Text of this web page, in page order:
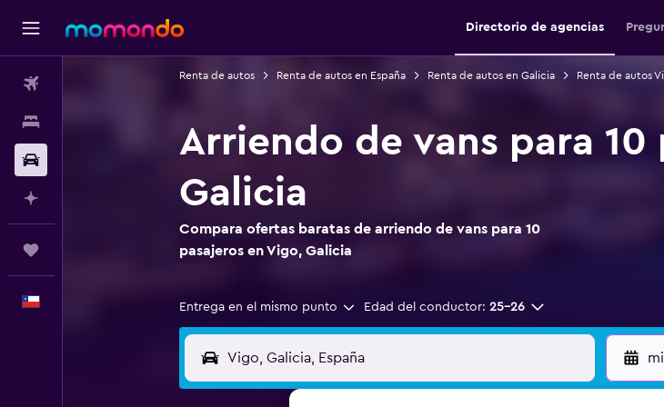
Directorio de agencias
Renta de autos Renta de autos en España Renta de autos en Galicia Renta de autos
Arriendo de vans para 10
Galicia
Compara ofertas baratas de arriendo de vans para 10
pasajeros en Vigo, Galicia
Entrega en el mismo punto Edad del conductor: 25-26